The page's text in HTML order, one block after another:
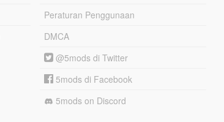
Peraturan Penggunaan
DMCA
@5mods di Twitter
5mods di Facebook
5mods on Discord